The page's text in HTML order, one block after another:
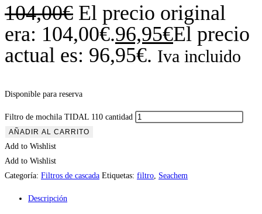
104,00€ El precio original
era: 104,00€.96,95€El precio
actual es: 96,95€. Iva incluido
Disponible para reserva
Filtro de mochila TIDAL 110 cantidad
AÑADIR AL CARRITO
Add to Wishlist
Add to Wishlist
Categoría: Filtros de cascada Etiquetas: filtro Seachem
Descripción